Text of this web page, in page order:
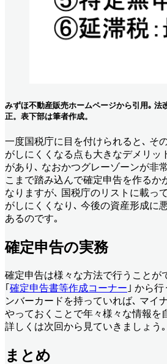
みずほ不動産販売ホームページから引用｡ 法
正。表下部は筆者作成。
一度国税庁に目を付けられると､ そ
がしにくくなる点も大きなデメリッ
があり､ なおかつグレーゾーンが非
こまで踏み込んで確定申告を作るか
なりますが､ 国税庁のリストに載っ
がしにくくなり､ 今後の資産形成に
あるのです｡
確定申告の実務
確定申告は様々な方法で行うことが
｢ 確定申告書等作成コーナー ｣ から
ンバーカードを持っていれば､ マイ
やっておくことで年々様々な情報を
詳しくは次回から見ていきましょう｡
まとめ